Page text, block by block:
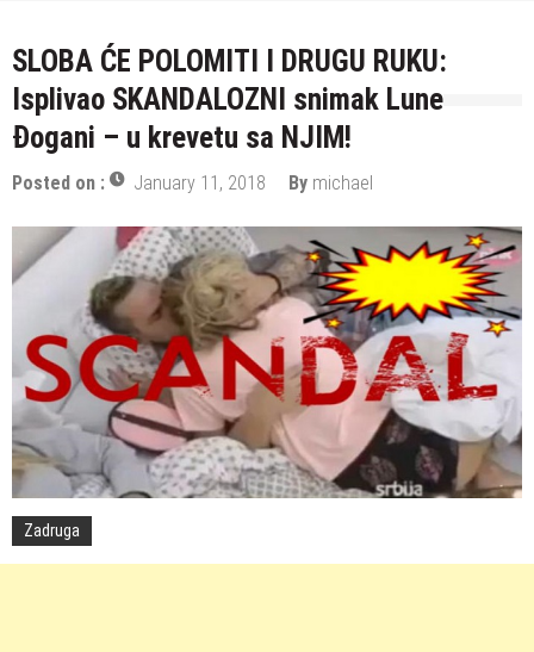
SLOBA ĆE POLOMITI I DRUGU RUKU:
Isplivao SKANDALOZNI snimak Lune
Đogani – u krevetu sa NJIM!
Posted on : January 11, 2018 By michael
Zadruga